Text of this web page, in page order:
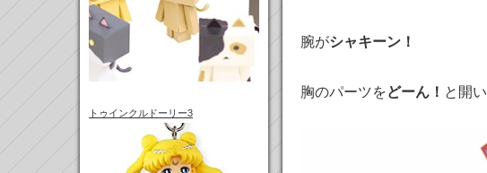
トゥインクルドーリー3
腕がシャキーン！
胸のパーツをどーん！ と開